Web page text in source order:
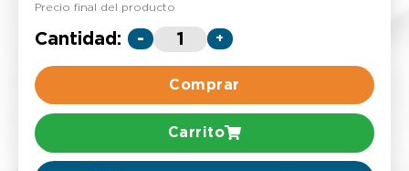
Precio final del producto
Cantidad: - +
Comprar
Carrito